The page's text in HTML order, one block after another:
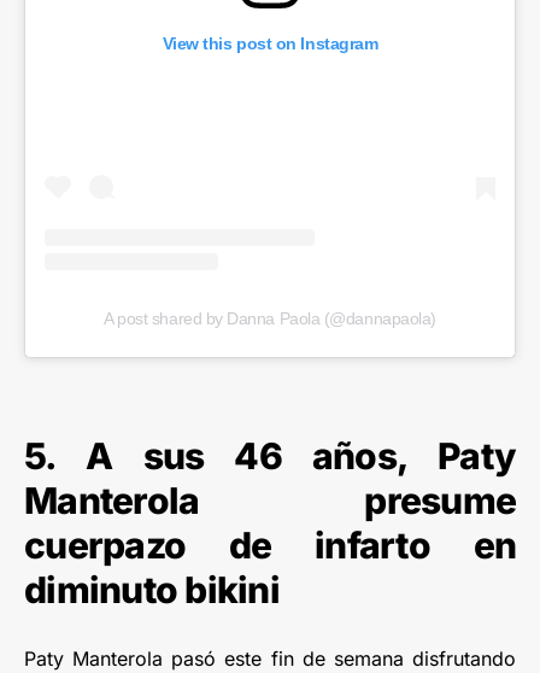
View this post on Instagram
A post shared by Danna Paola (@dannapaola)
5. A sus 46 años, Paty
Manterola presume
cuerpazo de infarto en
diminuto bikini
Paty Manterola pasó este fin de semana disfrutando